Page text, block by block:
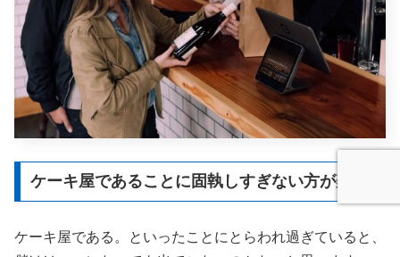
ケーキ屋であることに固執しすぎない方が楽
ケーキ屋である。といったことにとらわれ過ぎていると、